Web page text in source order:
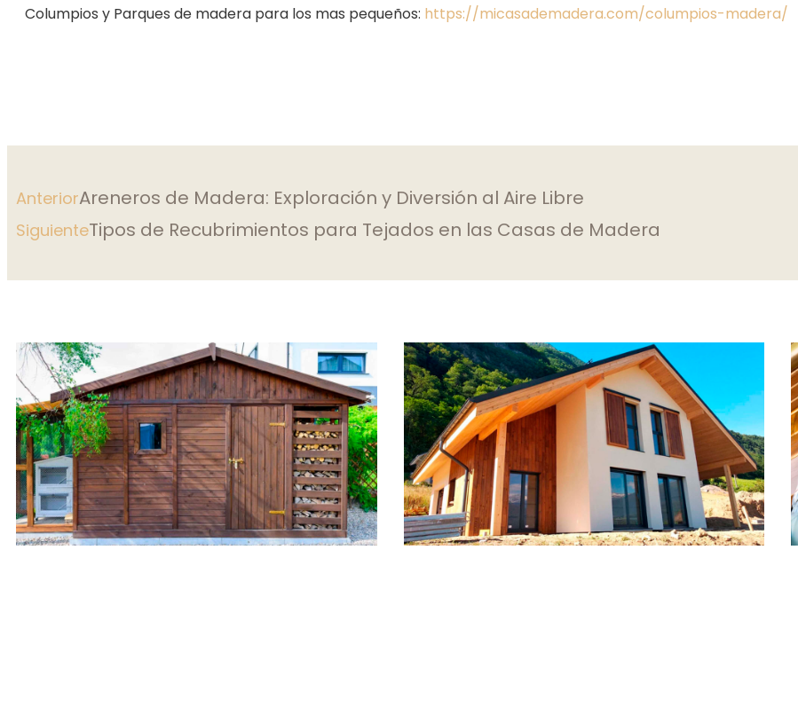
Columpios y Parques de madera para los mas pequeños: https://micasademadera.com/columpios-madera/
AnteriorAreneros de Madera: Exploración y Diversión al Aire Libre
SiguienteTipos de Recubrimientos para Tejados en las Casas de Madera